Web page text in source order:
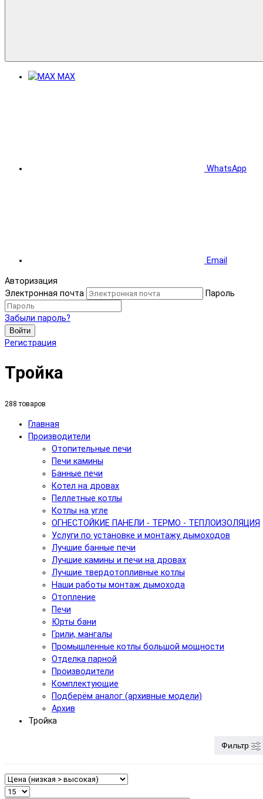
MAX
WhatsApp
Email
Авторизация
Электронная почта
Пароль
Забыли пароль?
Войти
Регистрация
Тройка
288 товаров
Главная
Производители
Отопительные печи
Печи камины
Банные печи
Котел на дровах
Пеллетные котлы
Котлы на угле
ОГНЕСТОЙКИЕ ПАНЕЛИ - ТЕРМО - ТЕПЛОИЗОЛЯЦИЯ
Услуги по установке и монтажу дымоходов
Лучшие банные печи
Лучшие камины и печи на дровах
Лучшие твердотопливные котлы
Наши работы монтаж дымохода
Отопление
Печи
Юрты бани
Грили, мангалы
Промышленные котлы большой мощности
Отделка парной
Производители
Комплектующие
Подберём аналог (архивные модели)
Архив
Тройка
Фильтр